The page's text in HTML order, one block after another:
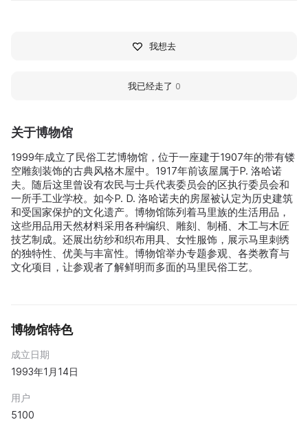
关于博物馆
1999年成立了民俗工艺博物馆，位于一座建于1907年的带有镂
空雕刻装饰的古典风格木屋中。1917年前该屋属于P. 洛哈诺
夫。随后这里曾设有农民与士兵代表委员会的区执行委员会和
一所手工业学校。如今P. D. 洛哈诺夫的房屋被认定为历史建筑
和受国家保护的文化遗产。博物馆陈列着马里族的生活用品，
这些用品用天然材料采用各种编织、雕刻、制桶、木工与木匠
技艺制成。还展出纺纱和织布用具、女性服饰，展示马里刺绣
的独特性、优美与丰富性。博物馆举办专题参观、各类教育与
文化项目，让参观者了解鲜明而多面的马里民俗工艺。
博物馆特色
成立日期
1993年1月14日
用户
5100
我想去
我已经走了 0